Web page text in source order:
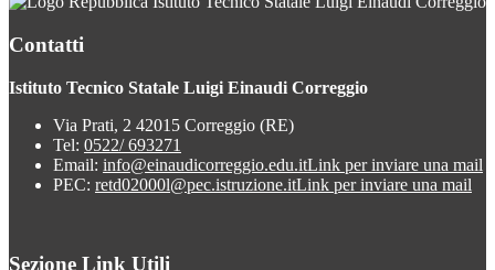
Contatti
Istituto Tecnico Statale Luigi Einaudi Correggio
Via Prati, 2 42015 Correggio (RE)
Tel: 0522/ 693271
Email: info@einaudicorreggio.edu.itLink per inviare una mail
PEC: retd02000l@pec.istruzione.itLink per inviare una mail
Sezione Link Utili